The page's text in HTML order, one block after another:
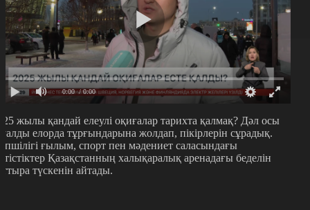
0:00 / 0:00
жылы қандай елеулі оқиғалар тарихта қалмақ? Дәл осы
елорда тұрғындарына жолдап, пікірлерін сұрадық.
ғылым, спорт пен мәдениет саласындағы
Қазақстанның халықаралық аренадағы беделін
түскенін айтады.